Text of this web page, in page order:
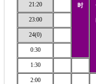
时
21:20
23:00
24(0)
0:30
1:30
2:00